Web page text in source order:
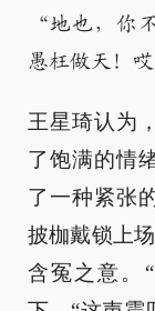
“地也，你
愚枉做天！
王星琦认为
了饱满的情
了一种紧张
披枷戴锁上
含冤之意。